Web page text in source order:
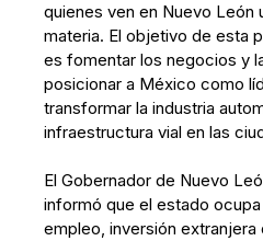
quienes ven en Nuevo León
materia. El objetivo de esta
es fomentar los negocios y
posicionar a México como
transformar la industria
infraestructura vial en las
El Gobernador de Nuevo
informó que el estado
empleo, inversión